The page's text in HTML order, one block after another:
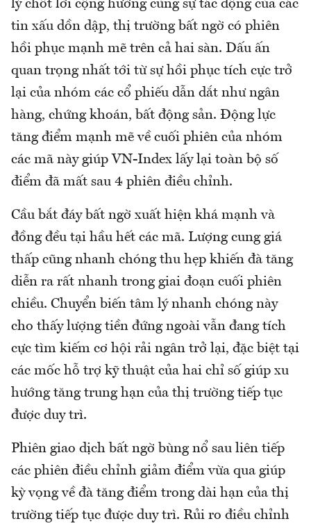
lý chốt lời cộng hưởng cùng sự tác động của các
tin xấu dồn dập, thị trường bất ngờ có phiên
hồi phục mạnh mẽ trên cả hai sàn. Dấu ấn
quan trọng nhất tới từ sự hồi phục tích cực trở
lại của nhóm các cổ phiếu dẫn dắt như ngân
hàng, chứng khoán, bất động sản. Động lực
tăng điểm mạnh mẽ về cuối phiên của nhóm
các mã này giúp VN-Index lấy lại toàn bộ số
điểm đã mất sau 4 phiên điều chỉnh.
Cầu bắt đáy bất ngờ xuất hiện khá mạnh và
đồng đều tại hầu hết các mã. Lượng cung giá
thấp cũng nhanh chóng thu hẹp khiến đà tăng
diễn ra rất nhanh trong giai đoạn cuối phiên
chiều. Chuyển biến tâm lý nhanh chóng này
cho thấy lượng tiền đứng ngoài vẫn đang tích
cực tìm kiếm cơ hội rải ngân trở lại, đặc biệt tại
các mốc hỗ trợ kỹ thuật của hai chỉ số giúp xu
hướng tăng trung hạn của thị trường tiếp tục
được duy trì.
Phiên giao dịch bất ngờ bùng nổ sau liên tiếp
các phiên điều chỉnh giảm điểm vừa qua giúp
kỳ vọng về đà tăng điểm trong dài hạn của thị
trường tiếp tục được duy trì. Rủi ro điều chỉnh